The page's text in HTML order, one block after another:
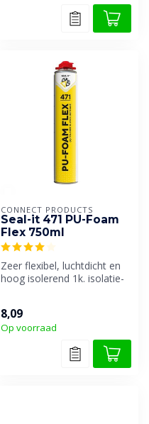
CONNECT PRODUCTS
Seal-it 471 PU-Foam
Flex 750ml
Zeer flexibel, luchtdicht en
hoog isolerend 1k. isolatie-
8,09
Op voorraad